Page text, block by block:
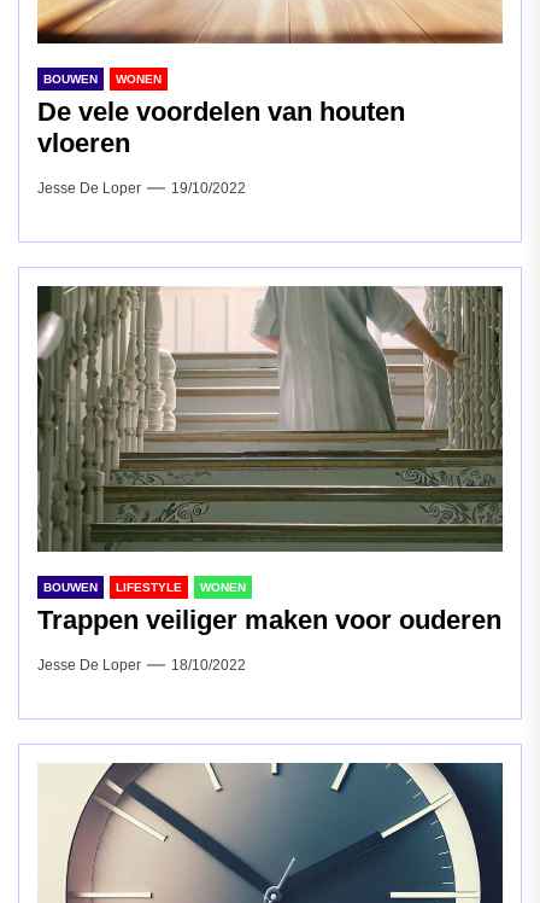
BOUWEN WONEN
De vele voordelen van houten
vloeren
Jesse De Loper 19/10/2022
BOUWEN LIFESTYLE WONEN
Trappen veiliger maken voor ouderen
Jesse De Loper 18/10/2022